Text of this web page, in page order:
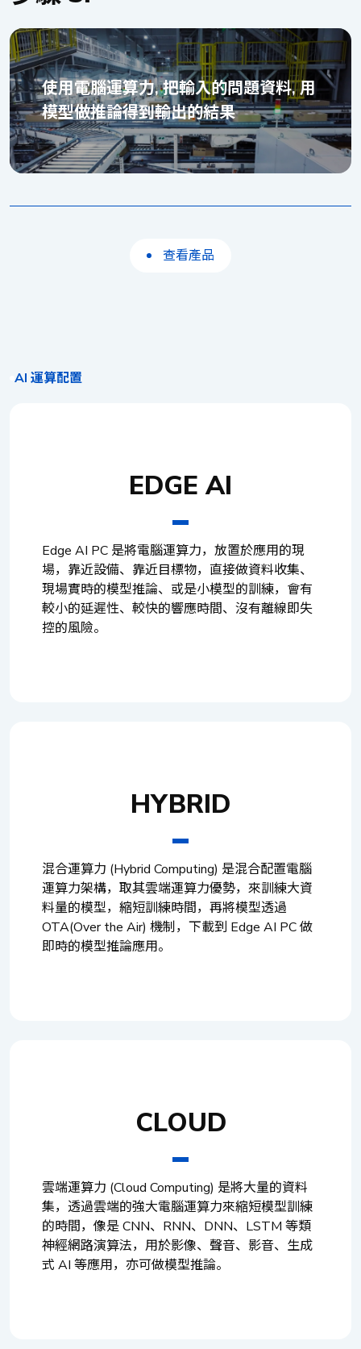
使用電腦運算力, 把輸入的問題資料, 用
模型做推論得到輸出的結果
查看產品
AI 運算配置
EDGE AI
Edge AI PC 是將電腦運算力，放置於應用的現
場，靠近設備、靠近目標物，直接做資料收集、
現場實時的模型推論、或是小模型的訓練，會有
較小的延遲性、較快的響應時間、沒有離線即失
控的風險。
HYBRID
混合運算力 (Hybrid Computing) 是混合配置電腦
運算力架構，取其雲端運算力優勢，來訓練大資
料量的模型，縮短訓練時間，再將模型透過
OTA(Over the Air) 機制，下載到 Edge AI PC 做
即時的模型推論應用。
CLOUD
雲端運算力 (Cloud Computing) 是將大量的資料
集，透過雲端的強大電腦運算力來縮短模型訓練
的時間，像是 CNN、RNN、DNN、LSTM 等類
神經網路演算法，用於影像、聲音、影音、生成
式 AI 等應用，亦可做模型推論。